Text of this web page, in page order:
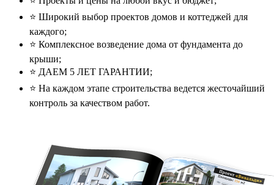
⭐️ Широкий выбор проектов домов и коттеджей для
каждого;
⭐️ Комплексное возведение дома от фундамента до
крыши;
⭐️ ДАЕМ 5 ЛЕТ ГАРАНТИИ;
⭐️ На каждом этапе строительства ведется жесточайший
контроль за качеством работ.